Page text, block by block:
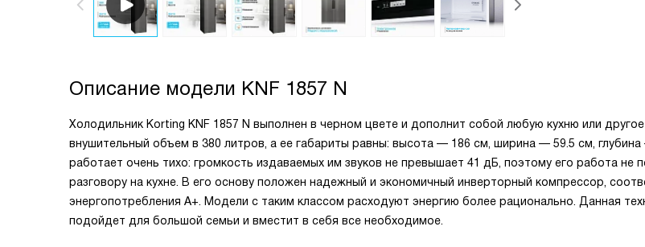
Описание модели KNF 1857 N
Холодильник Korting KNF 1857 N выполнен в черном цвете и дополнит собой любую кухню или
внушительный объем в 380 литров, а ее габариты равны: высота — 186 см, ширина — 59.5 см,
работает очень тихо: громкость издаваемых им звуков не превышает 41 дБ, поэтому его работа не
разговору на кухне. В его основу положен надежный и экономичный инверторный компрессор,
энергопотребления А+. Модели с таким классом расходуют энергию более рационально. Данная
подойдет для большой семьи и вместит в себя все необходимое.